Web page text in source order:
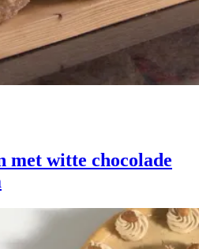
met witte chocolade